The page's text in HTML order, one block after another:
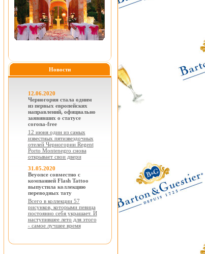
Новости
12.06.2020
Черногория стала одним
из первых европейских
направлений, официально
заявивших о статусе
corona-free
12 июня один из самых
известных пятизвездочных
отелей Черногории Regent
Porto Montenegro снова
открывает свои двери
31.05.2020
Beyonce совместно с
компанией Flash Tattoo
выпустила коллекцию
переводных тату
Всего в коллекции 57
рисунков, которыми певица
постоянно себя украшает. И
наступившее лето для этого
- самое лучшее время